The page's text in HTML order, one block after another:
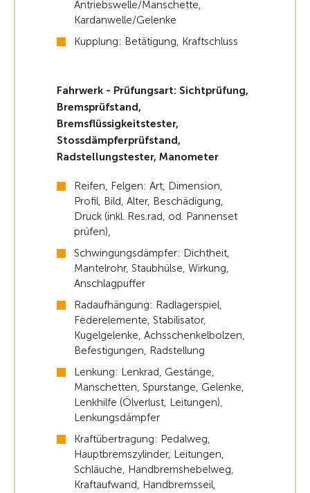
Antriebswelle/Manschette,
Kardanwelle/Gelenke
Kupplung: Betätigung, Kraftschluss
Fahrwerk - Prüfungsart: Sichtprüfung,
Bremsprüfstand,
Bremsflüssigkeitstester,
Stossdämpferprüfstand,
Radstellungstester, Manometer
Reifen, Felgen: Art, Dimension,
Profil, Bild, Alter, Beschädigung,
Druck (inkl. Res.rad, od. Pannenset
prüfen),
Schwingungsdämpfer: Dichtheit,
Mantelrohr, Staubhülse, Wirkung,
Anschlagpuffer
Radaufhängung: Radlagerspiel,
Federelemente, Stabilisator,
Kugelgelenke, Achsschenkelbolzen,
Befestigungen, Radstellung
Lenkung: Lenkrad, Gestänge,
Manschetten, Spurstange, Gelenke,
Lenkhilfe (Ölverlust, Leitungen),
Lenkungsdämpfer
Kraftübertragung: Pedalweg,
Hauptbremszylinder, Leitungen,
Schläuche, Handbremshebelweg,
Kraftaufwand, Handbremsseil,